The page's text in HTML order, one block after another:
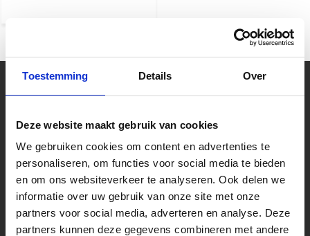
Toestemming Details Over
Deze website maakt gebruik van cookies
We gebruiken cookies om content en advertenties te
personaliseren, om functies voor social media te bieden
en om ons websiteverkeer te analyseren. Ook delen we
informatie over uw gebruik van onze site met onze
partners voor social media, adverteren en analyse. Deze
partners kunnen deze gegevens combineren met andere
Souman is zeker met de tijd mee gegaan!
onze muziekwinkel van 2000m2 vlakbij
Zwolle. Laat u adviseren over een nieuwe
piano of test zelf één van de speelklare
gitaren.
Volg ons